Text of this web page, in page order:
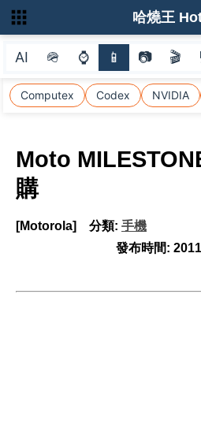
AI 🪖 ⌚ 📱 📷 🎬
Computex Codex NVIDIA
哈燒王
Moto
購
[Motorola] 分類: 手機
發布時間: